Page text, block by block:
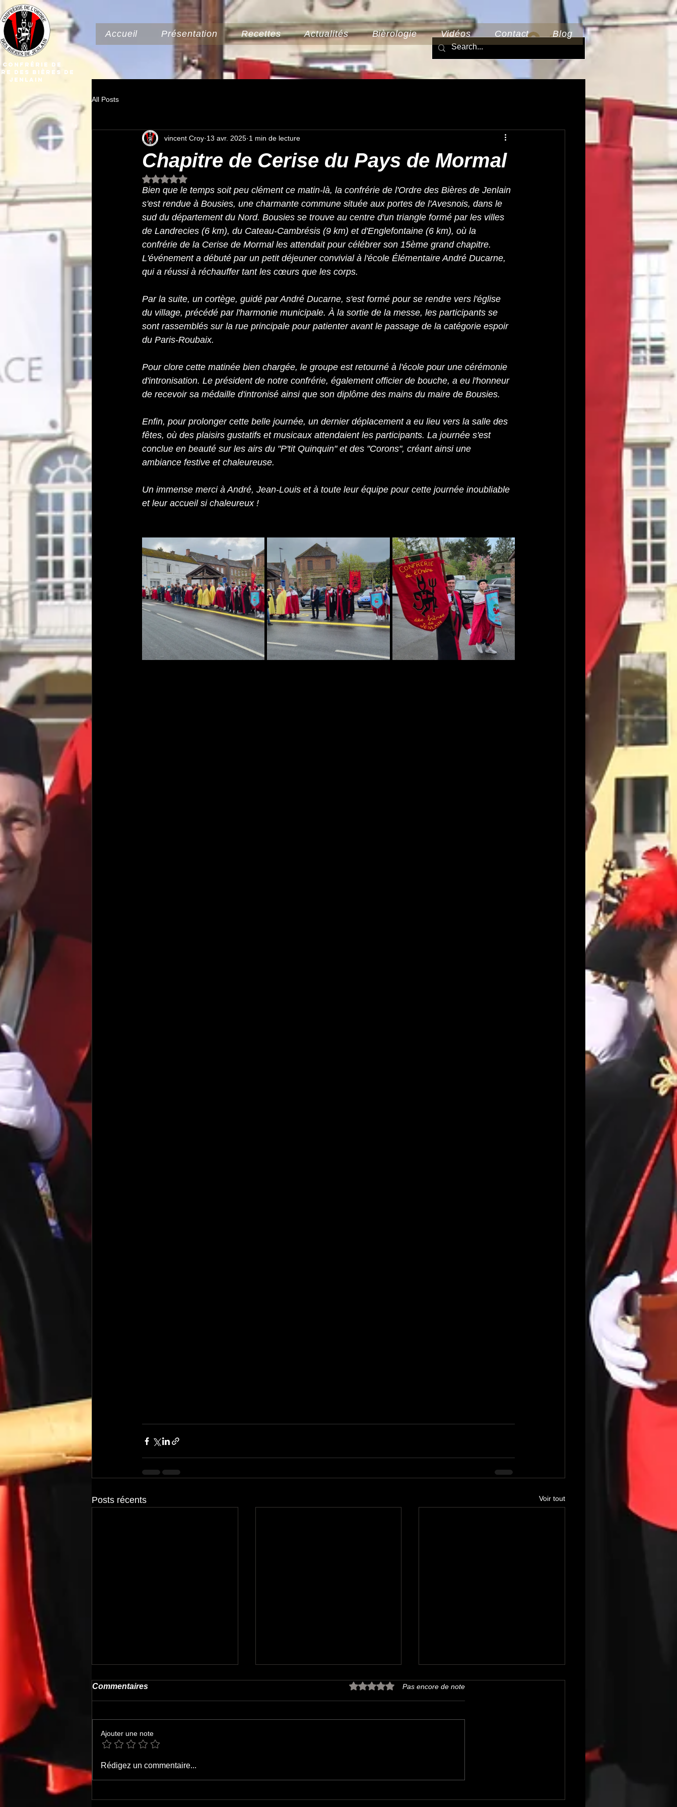
Accueil Présentation Recettes Actualités Bièrologie Vidéos Contact Blog
Confrérie dE
Des Bières de
Jenlain
Se connecter
All Posts
Chapitre de Cerise du Pays de Mormal
vincent Croy 13 avr. 2025 1 min de lecture
Noté NaN étoiles sur 5.
Bien que le temps soit peu clément ce matin-là, la confrérie de l'Ordre des Bières de Jenlain
s'est rendue à Bousies, une charmante commune située aux portes de l'Avesnois, dans le
sud du département du Nord. Bousies se trouve au centre d'un triangle formé par les villes
de Landrecies (6 km), du Cateau-Cambrésis (9 km) et d'Englefontaine (6 km), où la
confrérie de la Cerise de Mormal les attendait pour célébrer son 15ème grand chapitre.
L'événement a débuté par un petit déjeuner convivial à l'école Élémentaire André Ducarne,
qui a réussi à réchauffer tant les cœurs que les corps.
Par la suite, un cortège, guidé par André Ducarne, s'est formé pour se rendre vers l'église
du village, précédé par l'harmonie municipale. À la sortie de la messe, les participants se
sont rassemblés sur la rue principale pour patienter avant le passage de la catégorie espoir
du Paris-Roubaix.
Pour clore cette matinée bien chargée, le groupe est retourné à l'école pour une cérémonie
d'intronisation. Le président de notre confrérie, également officier de bouche, a eu l'honneur
de recevoir sa médaille d'intronisé ainsi que son diplôme des mains du maire de Bousies.
Enfin, pour prolonger cette belle journée, un dernier déplacement a eu lieu vers la salle des
fêtes, où des plaisirs gustatifs et musicaux attendaient les participants. La journée s'est
conclue en beauté sur les airs du "P'tit Quinquin" et des "Corons", créant ainsi une
ambiance festive et chaleureuse.
Un immense merci à André, Jean-Louis et à toute leur équipe pour cette journée inoubliable
et leur accueil si chaleureux !
Posts récents Voir tout
Vœux de la Confrérie de
Commentaires Noté 0 étoile sur 5.Pas encore de note
Ajouter une note
Rédigez un commentaire...